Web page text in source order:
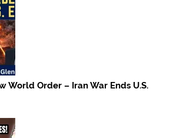
World Order – Iran War Ends U.S.